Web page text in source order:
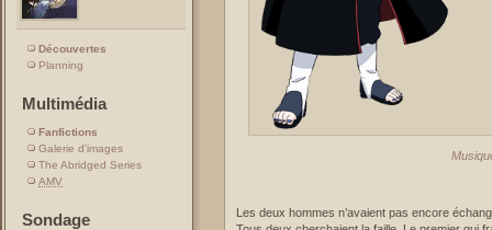
Découvertes
Planning
Multimédia
Fanfictions
Galerie d'images
The Abridged Series
AMV
Sondage
Les deux hommes n’avaient pas encore